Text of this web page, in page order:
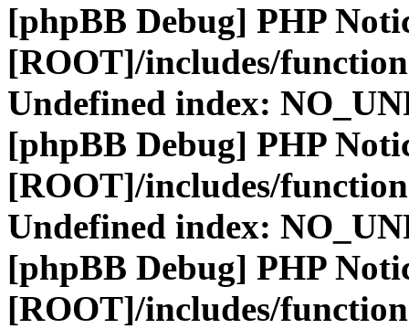
[phpBB Debug] PHP
[ROOT]/includes/
Undefined index:
[phpBB Debug] PHP
[ROOT]/includes/
Undefined index:
[phpBB Debug] PHP
[ROOT]/includes/